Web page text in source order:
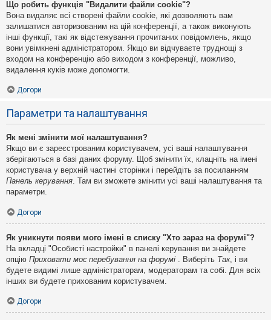
Що робить функція "Видалити файли cookie"?
Вона видаляє всі створені файли cookie, які дозволяють вам
залишатися авторизованим на цій конференції, а також виконують
інші функції, такі як відстежування прочитаних повідомлень, якщо
вони увімкнені адміністратором. Якщо ви відчуваєте труднощі з
входом на конференцію або виходом з конференції, можливо,
видалення куків може допомогти.
Догори
Параметри та налаштування
Як мені змінити мої налаштування?
Якщо ви є зареєстрованим користувачем, усі ваші налаштування
зберігаються в базі даних форуму. Щоб змінити їх, клацніть на імені
користувача у верхній частині сторінки і перейдіть за посиланням
Панель керування . Там ви зможете змінити усі ваші налаштування та
параметри.
Догори
Як уникнути появи мого імені в списку "Хто зараз на форумі"?
На вкладці "Особисті настройки" в панелі керування ви знайдете
опцію Приховати моє перебування на форумі . Виберіть Так, і ви
будете видимі лише адміністраторам, модераторам та собі. Для всіх
інших ви будете прихованим користувачем.
Догори